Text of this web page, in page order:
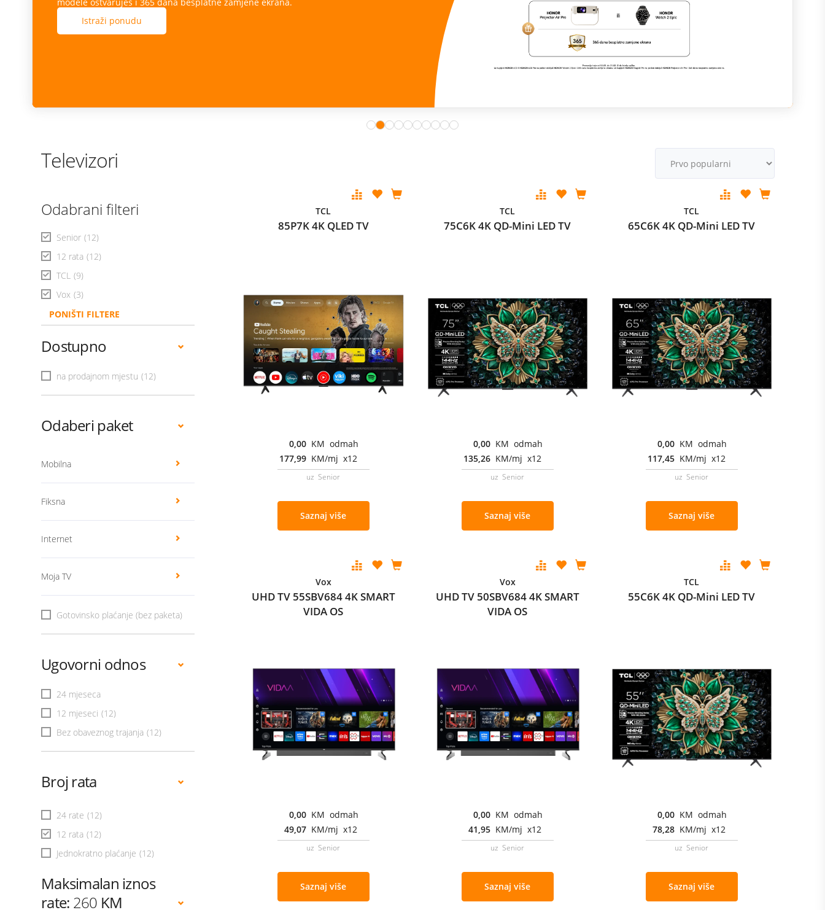
Istraži ponudu
Televizori
Odabrani filteri
Senior (12)
12 rata (12)
TCL (9)
Vox (3)
PONIŠTI FILTERE
Dostupno
na prodajnom mjestu (12)
Odaberi paket
Mobilna
Fiksna
Internet
Moja TV
Gotovinsko plaćanje (bez paketa)
Ugovorni odnos
24 mjeseca
12 mjeseci (12)
Bez obaveznog trajanja (12)
Broj rata
24 rate (12)
12 rata (12)
Jednokratno plaćanje (12)
Maksimalan iznos
rate: 260 KM
TCL
85P7K 4K QLED TV
0,00 KM odmah
177,99 KM/mj x12
uz Senior
Saznaj više
TCL
75C6K 4K QD-Mini LED TV
0,00 KM odmah
135,26 KM/mj x12
uz Senior
Saznaj više
TCL
65C6K 4K QD-Mini LED TV
0,00 KM odmah
117,45 KM/mj x12
uz Senior
Saznaj više
Vox
UHD TV 55SBV684 4K SMART
VIDA OS
0,00 KM odmah
49,07 KM/mj x12
uz Senior
Saznaj više
Vox
UHD TV 50SBV684 4K SMART
VIDA OS
0,00 KM odmah
41,95 KM/mj x12
uz Senior
Saznaj više
TCL
55C6K 4K QD-Mini LED TV
0,00 KM odmah
78,28 KM/mj x12
uz Senior
Saznaj više